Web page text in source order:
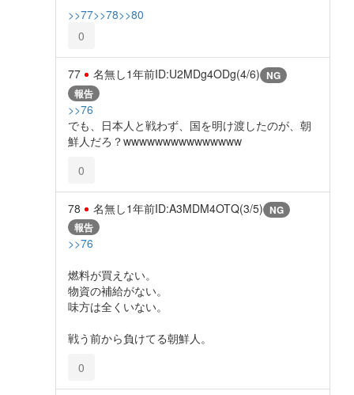
>>77>>78>>80
0
77 名無し1年前ID:U2MDg4ODg(4/6) NG
報告
>>76
でも、日本人と戦わず、国を明け渡したのが、朝
鮮人だろ？wwwwwwwwwwwwwww
0
78 名無し1年前ID:A3MDM4OTQ(3/5) NG
報告
>>76
燃料が買えない。
物資の補給がない。
味方は全くいない。
戦う前から負けてる朝鮮人。
0